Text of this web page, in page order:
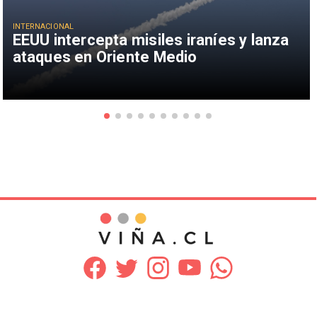
EEUU intercepta misiles iraníes y lanza
ataques en Oriente Medio
INTERNACIONAL